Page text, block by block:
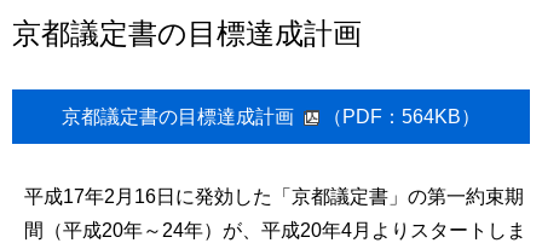
京都議定書の目標達成計画
京都議定書の目標達成計画 （PDF：564KB）
平成17年2月16日に発効した「京都議定書」の第一約束期
間（平成20年～24年）が、平成20年4月よりスタートしま